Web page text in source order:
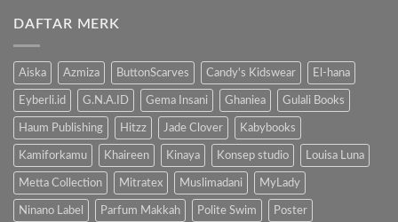
Kenalkan
Anak
Manfaat
Anak
DAFTAR MERK
Aiska Azmiza ButtonScarves Candy's Kidswear El-hana
Eyberli.id G.N.A.ID Gema Insani Ghaniea Gulali Books
Haum Publishing Hitzz Jade Clover Kabybooks
Kamiforkamu Khaireen Kinaya Konsep studio Louisa Luna
Metta Collection Mitratex Muslimadani MyLady
Ninano Label Parfum Makkah Polite Swim Poster